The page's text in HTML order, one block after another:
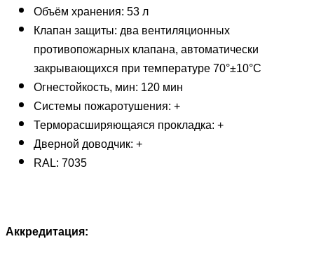
Объём хранения: 53 л
Клапан защиты: два вентиляционных
противопожарных клапана, автоматически
закрывающихся при температуре 70°±10°С
Огнестойкость, мин: 120 мин
Системы пожаротушения: +
Терморасширяющаяся прокладка: +
Дверной доводчик: +
RAL: 7035
Аккредитация: